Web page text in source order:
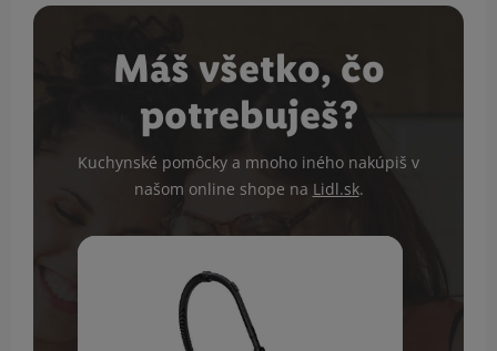
Máš všetko, čo
potrebuješ?
Kuchynské pomôcky a mnoho iného nakúpiš v
našom online shope na Lidl.sk.